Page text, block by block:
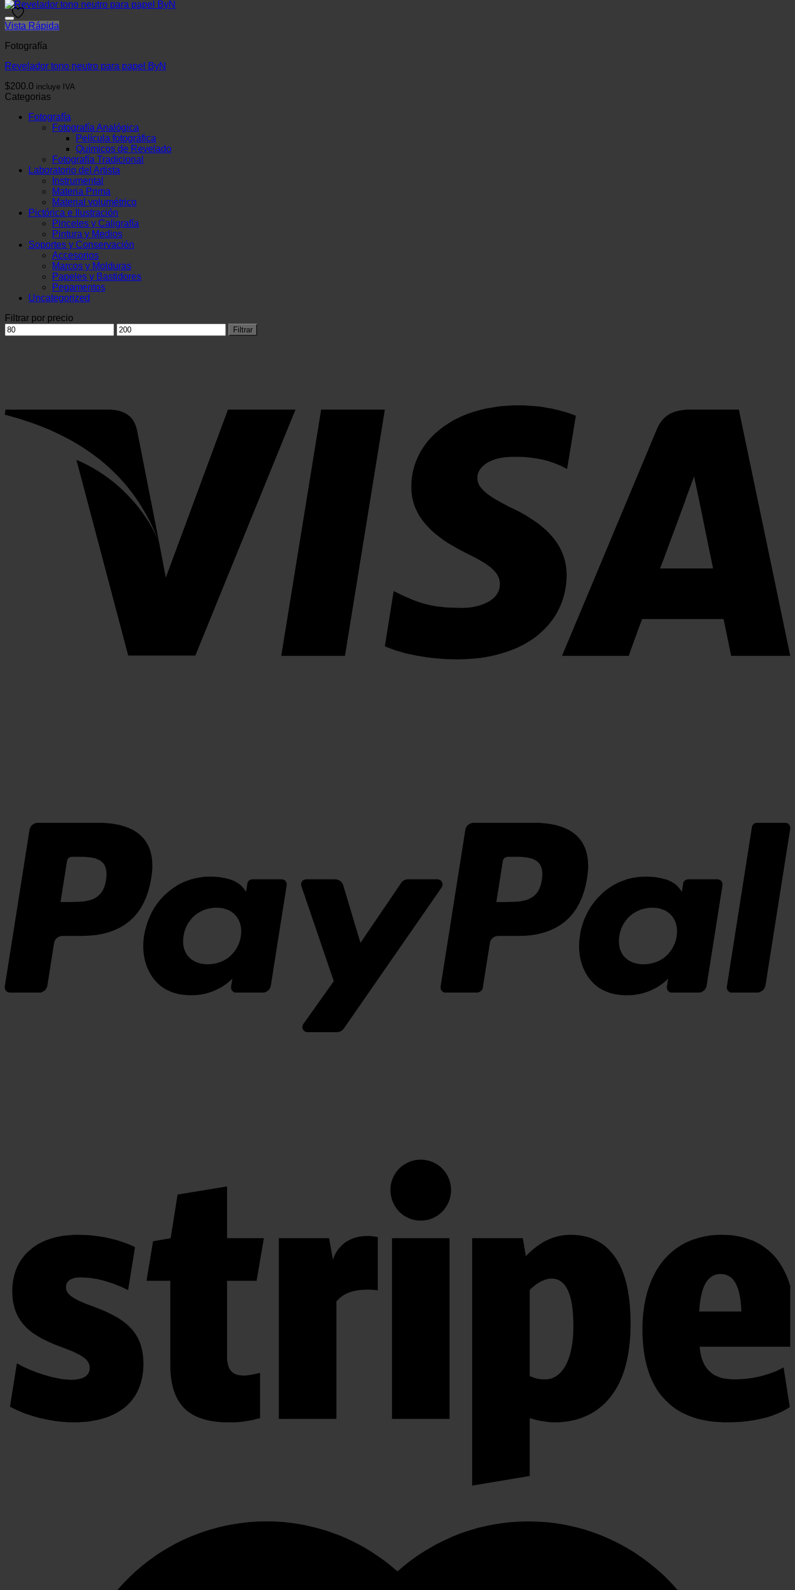
Vista Rápida
Fotografía
Revelador tono neutro para papel ByN
$200.0 incluye IVA
Categorias
Fotografía
Fotografía Analógica
Película fotográfica
Químicos de Revelado
Fotografía Tradicional
Laboratorio del Artista
Instrumental
Materia Prima
Material volumétrico
Pictórica e Ilustración
Pinceles y Caligrafía
Pintura y Medios
Soportes y Conservación
Accesorios
Marcos y Molduras
Papeles y Bastidores
Pegamentos
Uncategorized
Filtrar por precio
Precio
mínimo
Precio
máximo
Filtrar
Experiencia
Para que
nuestra web
mejor posible
visita. Si
rechaza estas
cookies,
algunas
funcionalidades
desaparecerán
de la web.
Marketing
Al compartir tus
intereses y
comportamiento
mientras visitas
nuestro sitio,
aumentas la
posibilidad de
ver contenido y
ofertas
personalizados.